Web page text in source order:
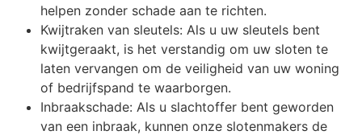
helpen zonder schade aan te richten.
Kwijtraken van sleutels: Als u uw sleutels bent
kwijtgeraakt, is het verstandig om uw sloten te
laten vervangen om de veiligheid van uw woning
of bedrijfspand te waarborgen.
Inbraakschade: Als u slachtoffer bent geworden
van een inbraak, kunnen onze slotenmakers de